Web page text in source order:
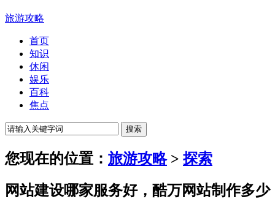
旅游攻略
首页
知识
休闲
娱乐
百科
焦点
您现在的位置： 旅游攻略> 探索
网站建设哪家服务好，酷万网站制作多少